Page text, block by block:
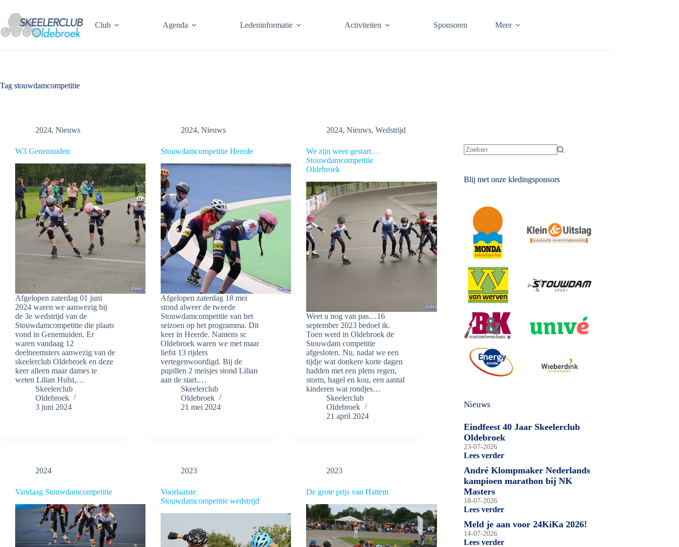
naar
inhoud
Club Agenda Ledeninformatie Activiteiten Sponsoren Meer
Tag stouwdamcompetitie
2024, Nieuws
W3 Genemuiden
Afgelopen zaterdag 01 juni
2024 waren we aanwezig bij
de 3e wedstrijd van de
Stouwdamcompetitie die plaats
vond in Genemuiden. Er
waren vandaag 12
deelneemsters aanwezig van de
skeelerclub Oldebroek en deze
keer alleen maar dames te
weten Lilian Hulst,…
Skeelerclub
Oldebroek
3 juni 2024
2024,Nieuws
Stouwdamcompetitie Heerde
Afgelopen zaterdag 18 mei
stond alweer de tweede
Stouwdamcompetitie van het
seizoen op het programma. Dit
keer in Heerde. Namens sc
Oldebroek waren we met maar
liefst 13 rijders
vertegenwoordigd. Bij de
pupillen 2 meisjes stond Lilian
aan de start.…
Skeelerclub
Oldebroek
21 mei 2024
2024,Nieuws,Wedstrijd
We zijn weer gestart…
Stouwdamcompetitie
Oldebroek
Weet u nog van pas…16
september 2023 bedoel ik.
Toen werd in Oldebroek de
Stouwdam competitie
afgesloten. Nu, nadat we een
tijdje wat donkere korte dagen
hadden met een plens regen,
storm, hagel en kou, een aantal
kinderen wat rondjes…
Skeelerclub
Oldebroek
21 april 2024
2024
Vandaag Stouwdamcompetitie
2023
Voorlaatste
Stouwdamcompetitie wedstrijd
2023
De grote prijs van Hattem
Blij met onze kledingsponsors
Nieuws
Eindfeest 40 Jaar Skeelerclub
Oldebroek
23-07-2026
Lees verder
André Klompmaker Nederlands
kampioen marathon bij NK
Masters
18-07-2026
Lees verder
Meld je aan voor 24KiKa 2026!
14-07-2026
Lees verder